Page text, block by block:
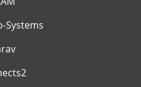
Systems